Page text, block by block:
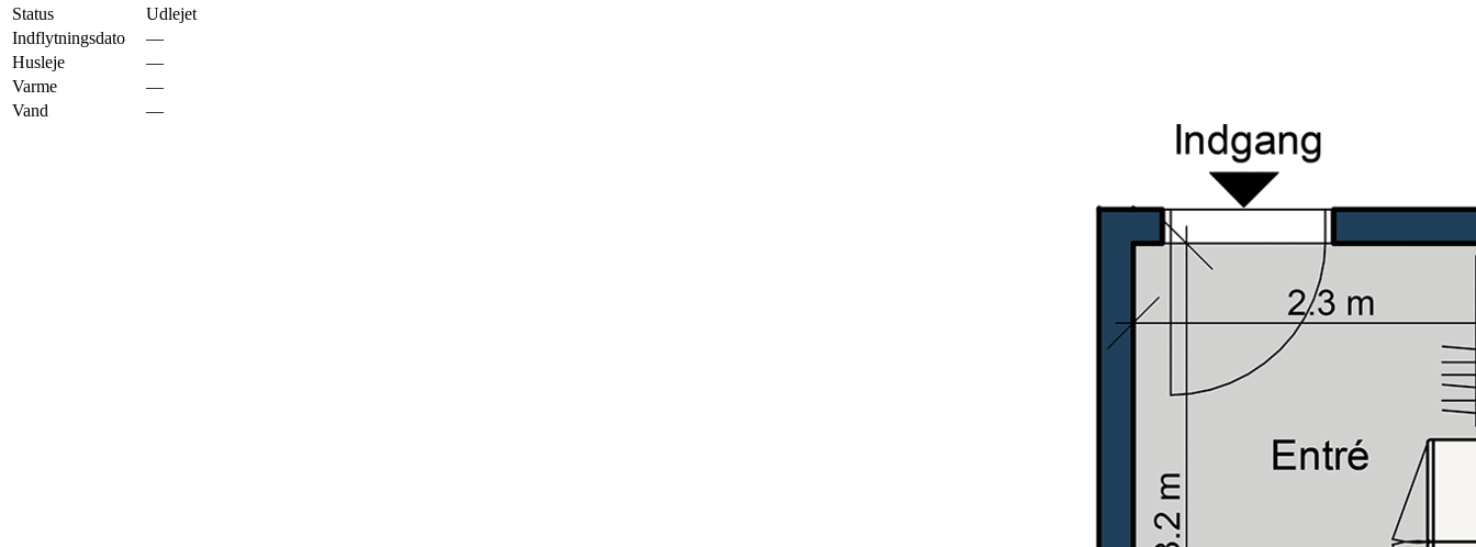
Status
Udlejet
Indflytningsdato
—
Husleje
—
Varme
—
Vand
—